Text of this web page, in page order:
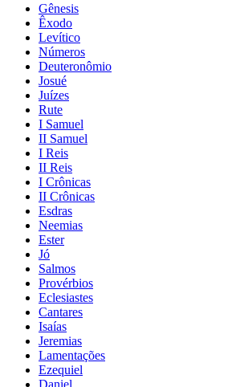
Gênesis
Êxodo
Levítico
Números
Deuteronômio
Josué
Juízes
Rute
I Samuel
II Samuel
I Reis
II Reis
I Crônicas
II Crônicas
Esdras
Neemias
Ester
Jó
Salmos
Provérbios
Eclesiastes
Cantares
Isaías
Jeremias
Lamentações
Ezequiel
Daniel